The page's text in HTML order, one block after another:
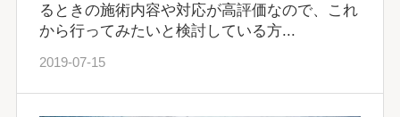
るときの施術内容や対応が高評価なので、これ
から行ってみたいと検討している方...
2019-07-15